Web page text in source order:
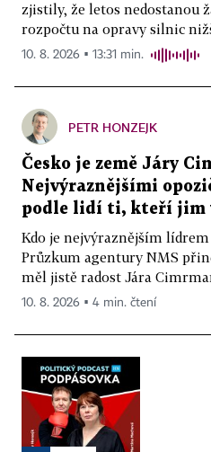
zjistily, že letos nedostanou
rozpočtu na opravy silnic
10. 8. 2026 ▪ 13:31 min.
PETR HONZEJK
Česko je země Járy
Nejvýraznějšími
podle lidí ti, kteří jim
Kdo je nejvýraznějším lídrem
Průzkum agentury NMS
měl jistě radost Jára
10. 8. 2026 ▪ 4 min. čtení